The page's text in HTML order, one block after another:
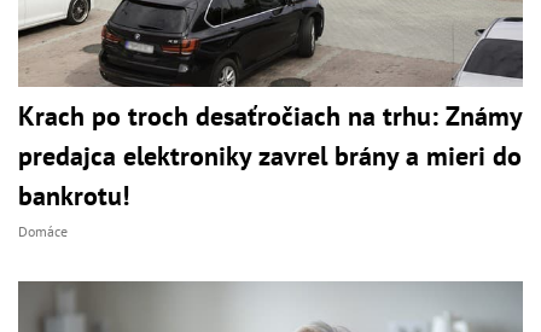
Krach po troch desaťročiach na trhu: Známy
predajca elektroniky zavrel brány a mieri do
bankrotu!
Domáce